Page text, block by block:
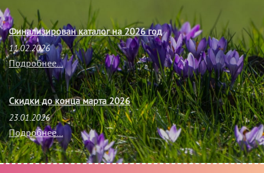
Финализирован каталог на 2026 год
11.02.2026
Подробнее...
Скидки до конца марта 2026
23.01.2026
Подробнее...